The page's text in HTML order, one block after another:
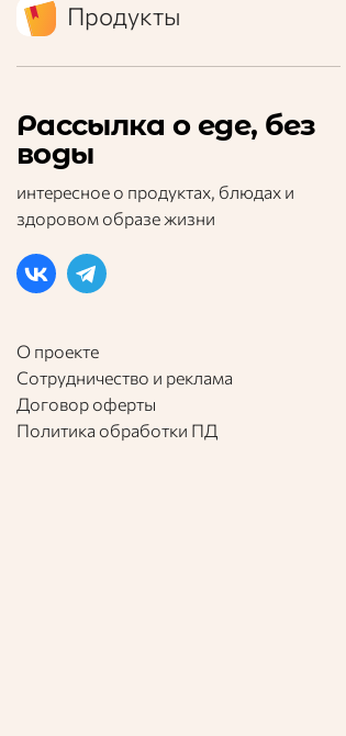
Продукты
Рассылка о еде, без
воды
интересное о продуктах, блюдах и
здоровом образе жизни
О проекте
Сотрудничество и реклама
Договор оферты
Политика обработки ПД